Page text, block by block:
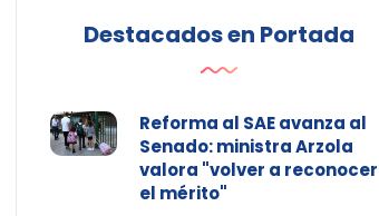
Destacados en Portada
Reforma al SAE avanza al
Senado: ministra Arzola
valora "volver a reconocer
el mérito"